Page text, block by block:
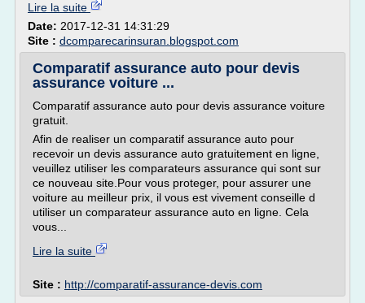
Lire la suite
Date: 2017-12-31 14:31:29
Site : dcomparecarinsuran.blogspot.com
Comparatif assurance auto pour devis
assurance voiture ...
Comparatif assurance auto pour devis assurance voiture
gratuit.
Afin de realiser un comparatif assurance auto pour
recevoir un devis assurance auto gratuitement en ligne,
veuillez utiliser les comparateurs assurance qui sont sur
ce nouveau site.Pour vous proteger, pour assurer une
voiture au meilleur prix, il vous est vivement conseille d
utiliser un comparateur assurance auto en ligne. Cela
vous...
Lire la suite
Site : http://comparatif-assurance-devis.com